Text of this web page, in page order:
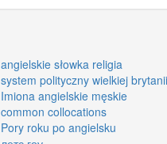
angielskie słowka religia
system polityczny wielkiej brytanii
Imiona angielskie męskie
common collocations
Pory roku po angielsku